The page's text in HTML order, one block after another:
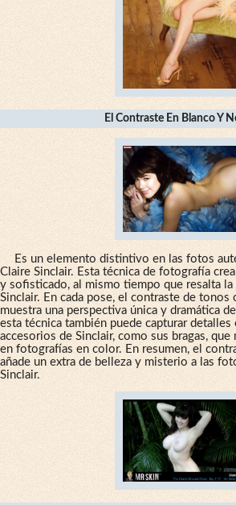
El Contraste En Blanco Y
Es un elemento distintivo en las fotos
Claire Sinclair. Esta técnica de fotografía
y sofisticado, al mismo tiempo que resalta la
Sinclair. En cada pose, el contraste de tonos
muestra una perspectiva única y dramática
esta técnica también puede capturar detalles
accesorios de Sinclair, como sus bragas,
en fotografías en color. En resumen, el
añade un extra de belleza y misterio a las
Sinclair.